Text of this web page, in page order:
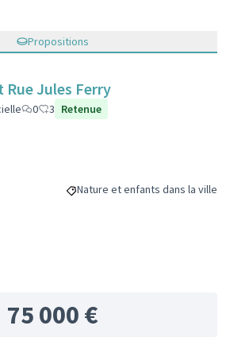
Propositions
Rue Jules Ferry
0 3 Retenue
Filtrer les résultats de la
Nature et enfants dans la ville
75 000 €